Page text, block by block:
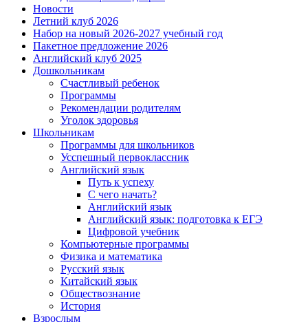
Новости
Летний клуб 2026
Набор на новый 2026-2027 учебный год
Пакетное предложение 2026
Английский клуб 2025
Дошкольникам
Счастливый ребенок
Программы
Рекомендации родителям
Уголок здоровья
Школьникам
Программы для школьников
Усспешный первоклассник
Английский язык
Путь к успеху
С чего начать?
Английский язык
Английский язык: подготовка к ЕГЭ
Цифровой учебник
Компьютерные программы
Физика и математика
Русский язык
Китайский язык
Обществознание
История
Взрослым